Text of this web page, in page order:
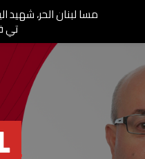
مسا لبنان الحر، شهيد
تي